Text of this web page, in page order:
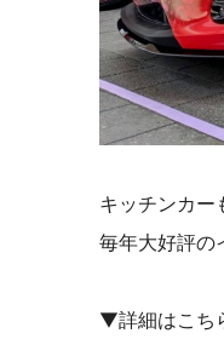
キッチンカー
毎年大好評の
▼詳細はこち